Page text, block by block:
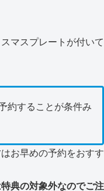
マスプレートが付いて
約することが条件み
お早めの予約をおすす
典の対象外なのでご注